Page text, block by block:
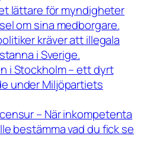
lättare för myndigheter
om sina medborgare.
kräver att illegala
i Sverige.
i Stockholm – ett dyrt
under Miljöpartiets
– När inkompetenta
bestämma vad du fick se